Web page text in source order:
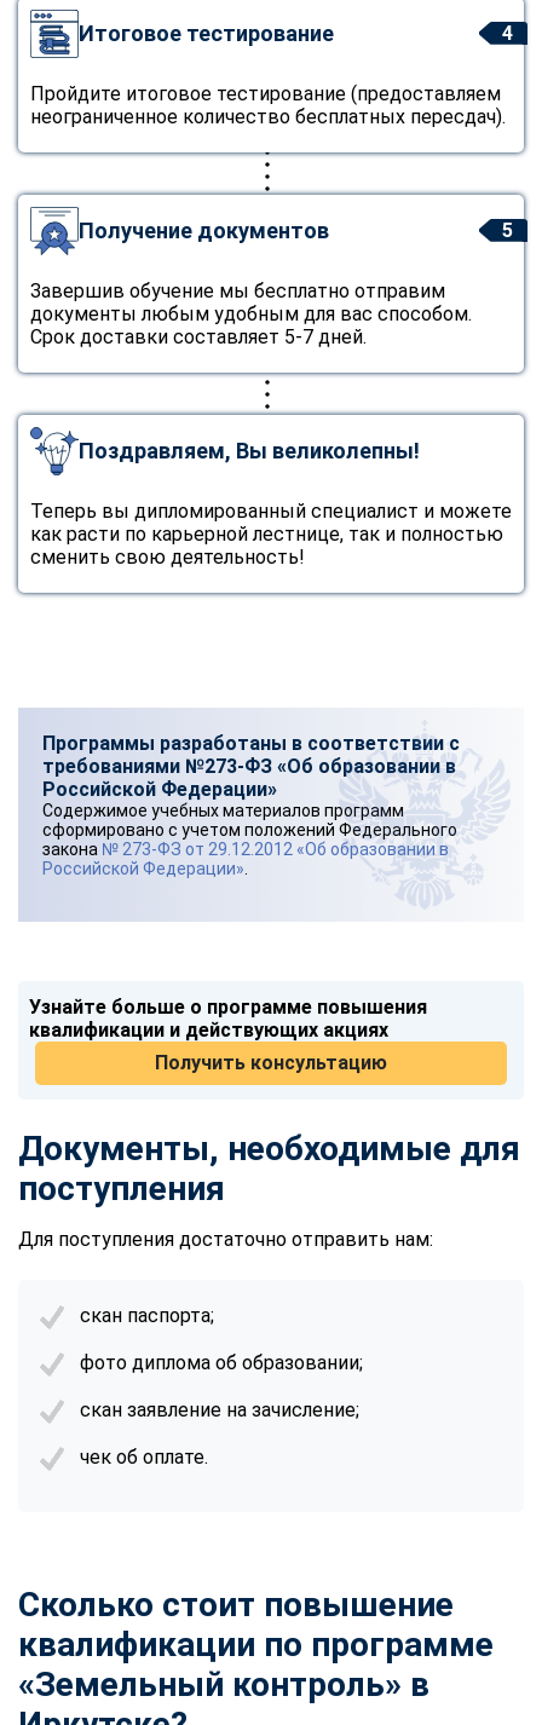
4
Итоговое тестирование
Пройдите итоговое тестирование (предоставляем
неограниченное количество бесплатных пересдач).
5
Получение документов
Завершив обучение мы бесплатно отправим
документы любым удобным для вас способом.
Срок доставки составляет 5-7 дней.
Поздравляем, Вы великолепны!
Теперь вы дипломированный специалист и можете
как расти по карьерной лестнице, так и полностью
сменить свою деятельность!
Программы разработаны в соответствии с
требованиями №273-ФЗ «Об образовании в
Российской Федерации»
Содержимое учебных материалов программ
сформировано с учетом положений Федерального
закона № 273-ФЗ от 29.12.2012 «Об образовании в
Российской Федерации»
Узнайте больше о программе повышения
квалификации и действующих акциях
Получить консультацию
Документы, необходимые для
поступления
Для поступления достаточно отправить нам:
скан паспорта;
фото диплома об образовании;
скан заявление на зачисление;
чек об оплате.
Сколько стоит повышение
квалификации по программе
«Земельный контроль» в